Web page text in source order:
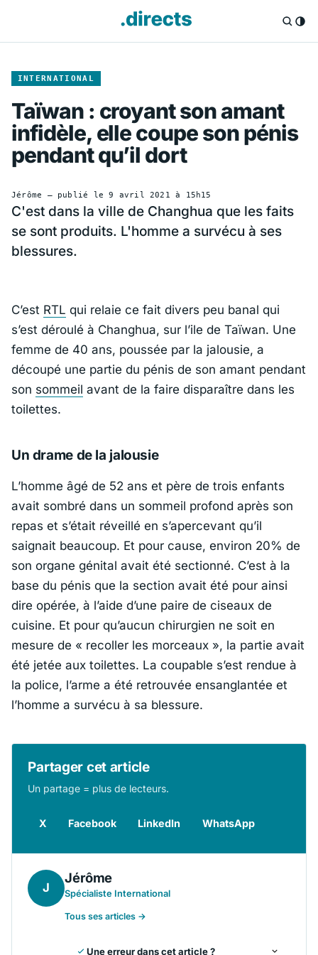
INTERNATIONAL
Taïwan : croyant son amant
infidèle, elle coupe son pénis
pendant qu’il dort
Jérôme — publié le9 avril 2021 à 15h15
C'est dans la ville de Changhua que les faits
se sont produits. L'homme a survécu à ses
blessures.
C’est RTL qui relaie ce fait divers peu banal qui
s’est déroulé à Changhua, sur l’ile de Taïwan. Une
femme de 40 ans, poussée par la jalousie, a
découpé une partie du pénis de son amant pendant
son sommeil avant de la faire disparaître dans les
toilettes.
Un drame de la jalousie
L’homme âgé de 52 ans et père de trois enfants
avait sombré dans un sommeil profond après son
repas et s’était réveillé en s’apercevant qu’il
saignait beaucoup. Et pour cause, environ 20% de
son organe génital avait été sectionné. C’est à la
base du pénis que la section avait été pour ainsi
dire opérée, à l’aide d’une paire de ciseaux de
cuisine. Et pour qu’aucun chirurgien ne soit en
mesure de « recoller les morceaux », la partie avait
été jetée aux toilettes. La coupable s’est rendue à
la police, l’arme a été retrouvée ensanglantée et
l’homme a survécu à sa blessure.
Partager cet article
Un partage = plus de lecteurs.
X Facebook LinkedIn WhatsApp
J
Jérôme
Spécialiste International
Tous ses articles →
Une erreur dans cet article ?